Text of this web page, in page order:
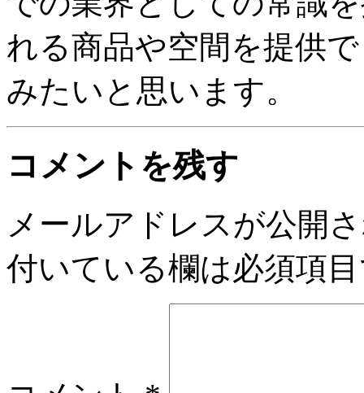
れる商品や空間を提供
みたいと思います。
コメントを残す
メールアドレスが公開
付いている欄は必須項